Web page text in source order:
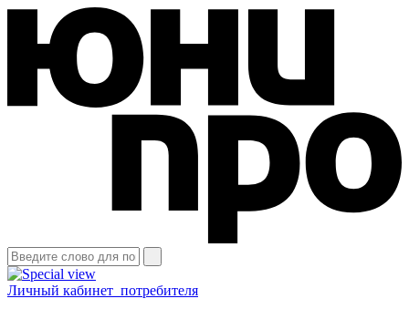
Личный кабинет потребителя